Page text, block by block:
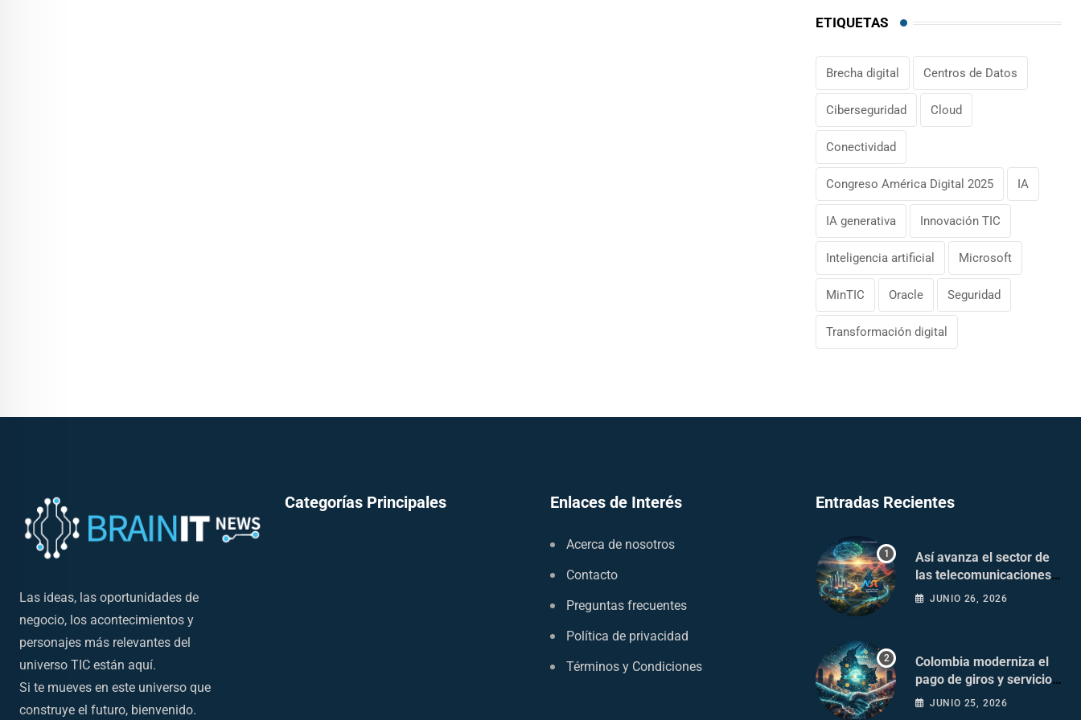
ETIQUETAS
Brecha digital Centros de Datos
Ciberseguridad Cloud
Conectividad
Congreso América Digital 2025 IA
IA generativa Innovación TIC
Inteligencia artificial Microsoft
MinTIC Oracle Seguridad
Transformación digital
Las ideas, las oportunidades de
negocio, los acontecimientos y
personajes más relevantes del
universo TIC están aquí.
Si te mueves en este universo que
construye el futuro, bienvenido.
Categorías Principales Enlaces de Interés
Acerca de nosotros
Contacto
Preguntas frecuentes
Política de privacidad
Términos y Condiciones
Entradas Recientes
Así avanza el sector de
las telecomunicaciones
en Colombia
JUNIO 26, 2026
Colombia moderniza el
pago de giros y servicios
postales
JUNIO 25, 2026